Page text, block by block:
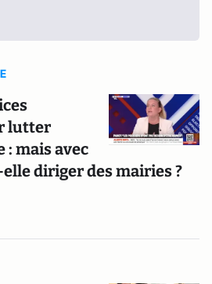
lutter
: mais avec
diriger des mairies ?